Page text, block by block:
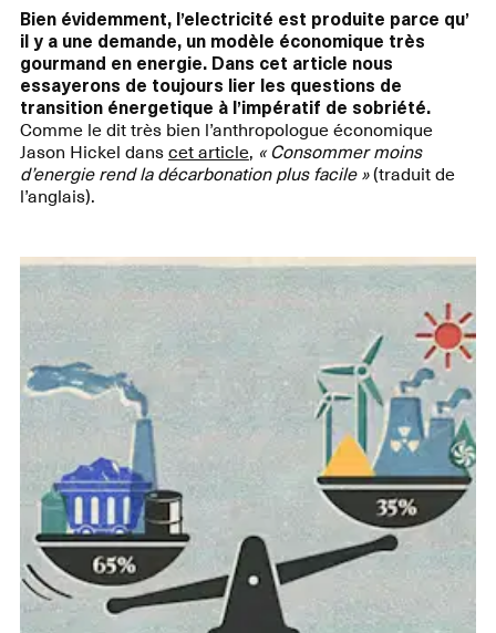
Bien évidemment, l’electricité est produite parce qu’
il y a une demande, un modèle économique très
gourmand en energie. Dans cet article nous
essayerons de toujours lier les questions de
transition énergetique à l’impératif de sobriété.
Comme le dit très bien l’anthropologue économique
Jason Hickel danscet article, « Consommer moins
d’energie rend la décarbonation plus facile »(traduit de
l’anglais).